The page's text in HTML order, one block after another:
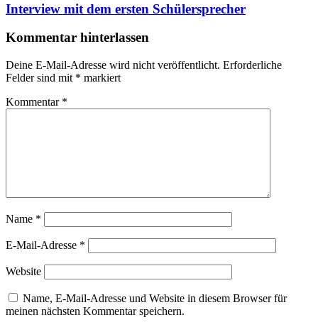
Interview mit dem ersten Schülersprecher
Kommentar hinterlassen
Deine E-Mail-Adresse wird nicht veröffentlicht. Erforderliche
Felder sind mit * markiert
Kommentar *
Name *
E-Mail-Adresse *
Website
Name, E-Mail-Adresse und Website in diesem Browser für
meinen nächsten Kommentar speichern.